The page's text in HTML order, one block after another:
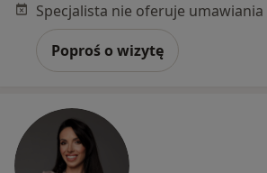
Poproś o wizytę